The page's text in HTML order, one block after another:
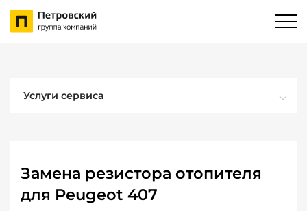
Услуги сервиса
Замена резистора отопителя
для Peugeot 407